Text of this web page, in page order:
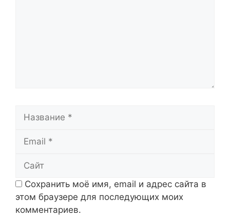
Сохранить моё имя, email и адрес сайта в
этом браузере для последующих моих
комментариев.